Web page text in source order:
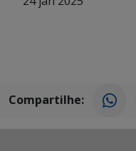
Compartilhe: